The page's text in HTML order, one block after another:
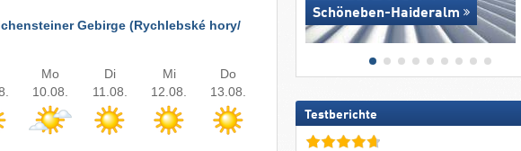
Gebirge (Rychlebské hory/​
Mo
10.08.
Di
11.08.
Mi
12.08.
Do
13.08.
Schöneben-Haideralm
Testberichte